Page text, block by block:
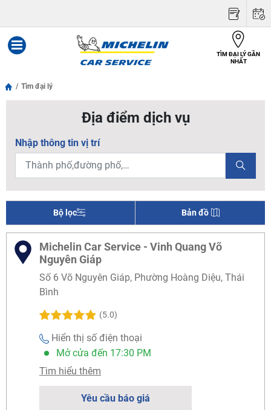
TÌM ĐẠI LÝ GẦN
NHẤT
Tìm đại lý
Địa điểm dịch vụ
Nhập thông tin vị trí
Bộ lọc Bản đồ
Michelin Car Service - Vinh Quang Võ
Nguyên Giáp
Số 6 Võ Nguyên Giáp, Phường Hoàng Diệu, Thái
Bình
(5.0)
Hiển thị số điện thoại
Mở cửa đến 17:30 PM
Tìm hiểu thêm
Yêu cầu báo giá